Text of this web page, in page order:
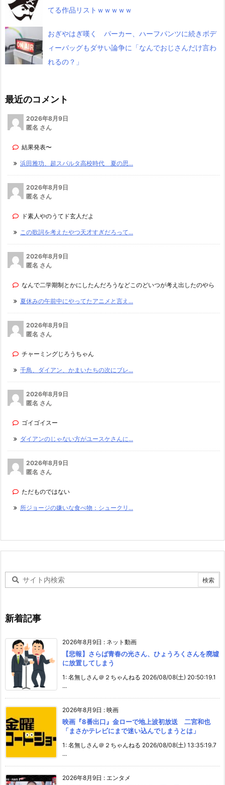
てる作品リストｗｗｗｗｗ
おぎやはぎ嘆く パーカー、ハーフパンツに続きボデ
ィーバッグもダサい論争に「なんでおじさんだけ言わ
れるの？」
最近のコメント
2026年8月9日
匿名 さん
結果発表〜
浜田雅功、超スパルタ高校時代 夏の思...
2026年8月9日
匿名 さん
ド素人やのうてド玄人だよ
この歌詞を考えたやつ天才すぎだろって...
2026年8月9日
匿名 さん
なんで二学期制とかにしたんだろうなどこのどいつが考え出したのやら
夏休みの午前中にやってたアニメと言え...
2026年8月9日
匿名 さん
チャーミングじろうちゃん
千鳥、ダイアン、かまいたちの次にブレ...
2026年8月9日
匿名 さん
ゴイゴイスー
ダイアンのじゃない方がユースケさんに...
2026年8月9日
匿名 さん
ただものではない
所ジョージの嫌いな食べ物：シュークリ...
新着記事
2026年8月9日 : ネット動画
【悲報】さらば青春の光さん、ひょうろくさんを廃墟
に放置してしまう
1: 名無しさん＠２ちゃんねる 2026/08/08(土) 20:50:19.1
...
2026年8月9日 : 映画
映画『8番出口』金ローで地上波初放送 二宮和也
「まさかテレビにまで迷い込んでしまうとは」
1: 名無しさん＠２ちゃんねる 2026/08/08(土) 13:35:19.7
...
2026年8月9日 : エンタメ